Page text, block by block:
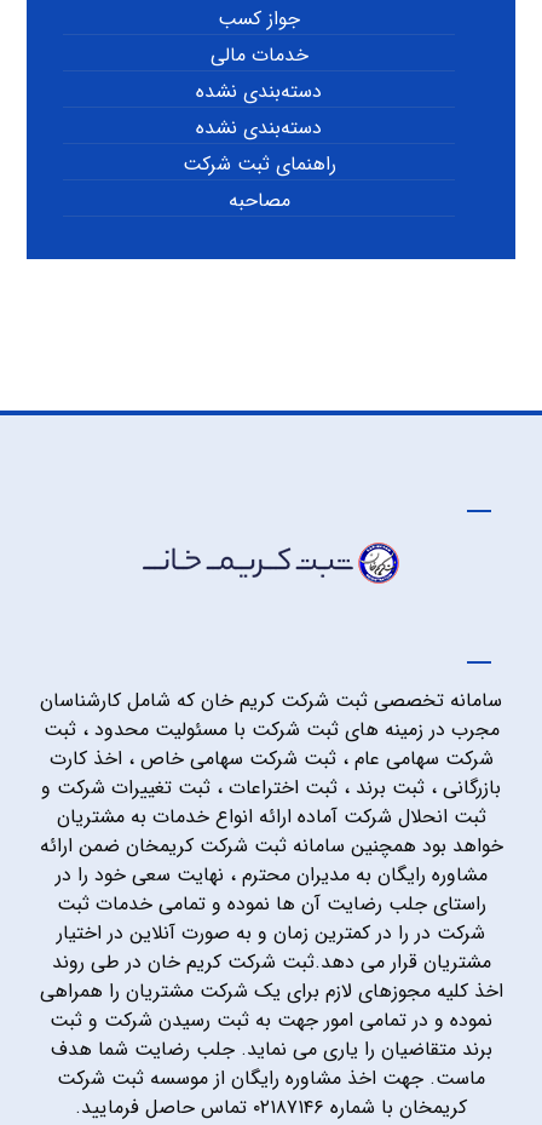
جواز کسب
خدمات مالی
دسته‌بندی نشده
دسته‌بندی نشده
راهنمای ثبت شرکت
مصاحبه
سامانه تخصصی ثبت شرکت کریم خان که شامل کارشناسان
مجرب در زمینه های ثبت شرکت با مسئولیت محدود ، ثبت
شرکت سهامی عام ، ثبت شرکت سهامی خاص ، اخذ کارت
بازرگانی ، ثبت برند ، ثبت اختراعات ، ثبت تغییرات شرکت و
ثبت انحلال شرکت آماده ارائه انواع خدمات به مشتریان
خواهد بود همچنین سامانه ثبت شرکت کریمخان ضمن ارائه
مشاوره رایگان به مدیران محترم ، نهایت سعی خود را در
راستای جلب رضایت آن ها نموده و تمامی خدمات ثبت
شرکت در را در کمترین زمان و به صورت آنلاین در اختیار
مشتریان قرار می دهد.ثبت شرکت کریم خان در طی روند
اخذ کلیه مجوزهای لازم برای یک شرکت مشتریان را همراهی
نموده و در تمامی امور جهت به ثبت رسیدن شرکت و ثبت
برند متقاضیان را یاری می نماید. جلب رضایت شما هدف
ماست. جهت اخذ مشاوره رایگان از موسسه ثبت شرکت
کریمخان با شماره ۰۲۱۸۷۱۴۶ تماس حاصل فرمایید.